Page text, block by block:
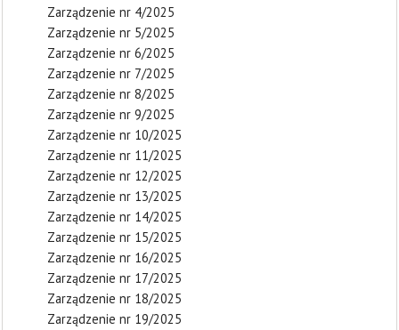
Zarządzenie nr 4/2025
Zarządzenie nr 5/2025
Zarządzenie nr 6/2025
Zarządzenie nr 7/2025
Zarządzenie nr 8/2025
Zarządzenie nr 9/2025
Zarządzenie nr 10/2025
Zarządzenie nr 11/2025
Zarządzenie nr 12/2025
Zarządzenie nr 13/2025
Zarządzenie nr 14/2025
Zarządzenie nr 15/2025
Zarządzenie nr 16/2025
Zarządzenie nr 17/2025
Zarządzenie nr 18/2025
Zarządzenie nr 19/2025